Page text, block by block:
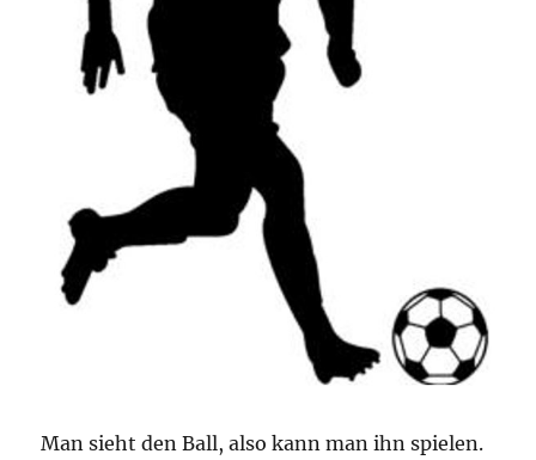
Man sieht den Ball, also kann man ihn spielen.